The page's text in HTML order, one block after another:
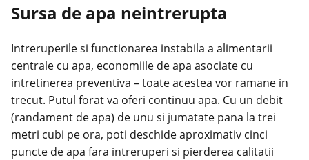
Sursa de apa neintrerupta
Intreruperile si functionarea instabila a alimentarii
centrale cu apa, economiile de apa asociate cu
intretinerea preventiva – toate acestea vor ramane in
trecut. Putul forat va oferi continuu apa. Cu un debit
(randament de apa) de unu si jumatate pana la trei
metri cubi pe ora, poti deschide aproximativ cinci
puncte de apa fara intreruperi si pierderea calitatii